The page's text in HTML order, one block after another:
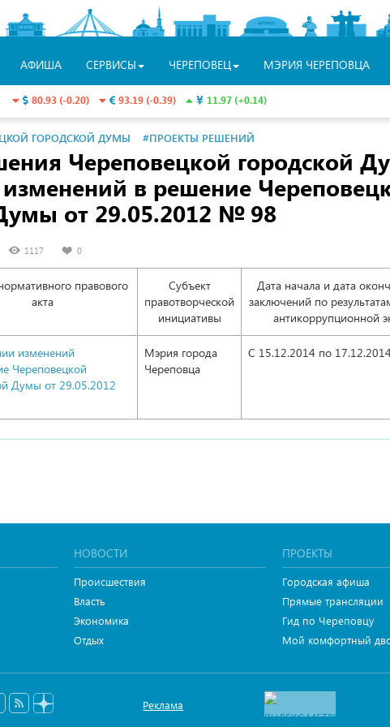
АФИША СЕРВИСЫ ЧЕРЕПОВЕЦ МЭРИЯ ЧЕРЕПОВЦА
80.93 (-0.20) 93.19 (-0.39) 11.97 (+0.14)
ГОРОДСКОЙ ДУМЫ #ПРОЕКТЫ РЕШЕНИЙ
Череповецкой городской
в решение
от 29.05.2012 № 98
1117 0
правового
акта
Субъект
правотворческой
инициативы
Дата начала и дата
заключений по
антикоррупционной
изменений
Череповецкой
Думы от 29.05.2012
Мэрия города
Череповца
С 15.12.2014 по 17.12.2014
НОВОСТИ
Происшествия
Власть
Экономика
Отдых
ПРОЕКТЫ
Городская афиша
Прямые трансляции
Гид по Череповцу
Мой комфортный
Реклама